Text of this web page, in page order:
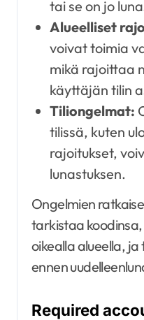
tai se on jo
Alueelliset
voivat toimia
mikä rajoittaa
käyttäjän tilin
Tiliongelmat:
tilissä, kuten
rajoitukset,
lunastuksen.
Ongelmien
tarkistaa
oikealla alueella,
ennen
Required